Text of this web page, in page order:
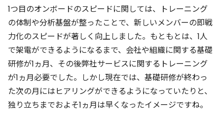
1つ目のオンボードのスピードに関しては、トレーニング
の体制や分析基盤が整ったことで、新しいメンバーの即戦
力化のスピードが著しく向上しました。もともとは、1人
で架電ができるようになるまで、会社や組織に関する基礎
研修が1ヵ月、その後弊社サービスに関するトレーニング
が1ヵ月必要でした。しかし現在では、基礎研修が終わっ
た次の月にはヒアリングができるようになっていたりと、
独り立ちまでおよそ1ヵ月は早くなったイメージですね。